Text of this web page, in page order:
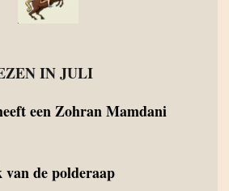
IN JULI
een Zohran Mamdani
de polderaap